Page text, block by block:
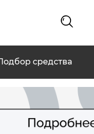
средства